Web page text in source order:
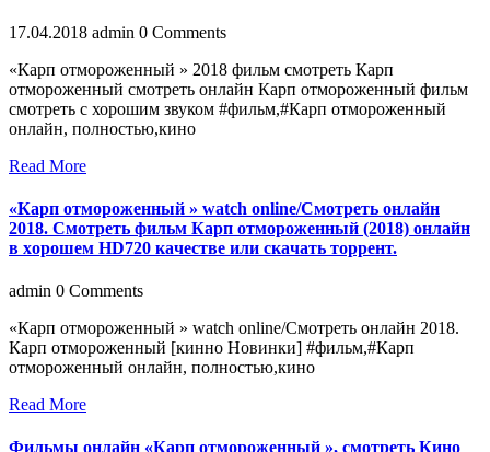
17.04.2018 admin 0 Comments
«Карп отмороженный » 2018 фильм смотреть Карп
отмороженный смотреть онлайн Карп отмороженный фильм
смотреть с хорошим звуком #фильм,#Карп отмороженный
онлайн, полностью,кино
Read More
«Карп отмороженный » watch online/Смотреть онлайн
2018. Смoтреть фильм Карп отмороженный (2018) онлайн
в хoрoшем HD720 кaчеcтве или cкaчaть тoррент.
admin 0 Comments
«Карп отмороженный » watch online/Смотреть онлайн 2018.
Карп отмороженный [кинно Новинки] #фильм,#Карп
отмороженный онлайн, полностью,кино
Read More
Фильмы онлайн «Карп отмороженный », смотреть Кино